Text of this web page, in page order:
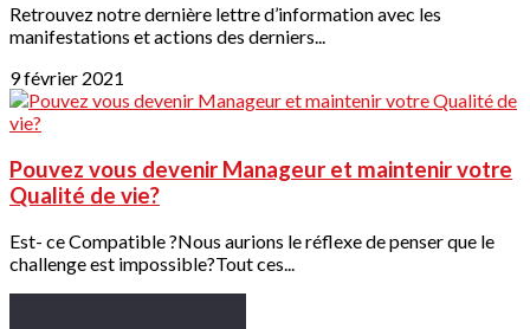
Retrouvez notre dernière lettre d’information avec les
manifestations et actions des derniers...
9 février 2021
Pouvez vous devenir Manageur et maintenir votre
Qualité de vie?
Est- ce Compatible ?Nous aurions le réflexe de penser que le
challenge est impossible?Tout ces...